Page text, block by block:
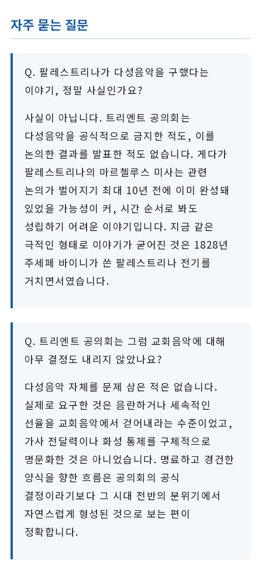
자주 묻는 질문
Q. 팔레스트리나가 다성음악을 구했다는
이야기, 정말 사실인가요?
사실이 아닙니다. 트리엔트 공의회는
다성음악을 공식적으로 금지한 적도, 이를
논의한 결과를 발표한 적도 없습니다. 게다가
팔레스트리나의 마르첼루스 미사는 관련
논의가 벌어지기 최대 10년 전에 이미 완성돼
있었을 가능성이 커, 시간 순서로 봐도
성립하기 어려운 이야기입니다. 지금 같은
극적인 형태로 이야기가 굳어진 것은 1828년
주세페 바이니가 쓴 팔레스트리나 전기를
거치면서였습니다.
Q. 트리엔트 공의회는 그럼 교회음악에 대해
아무 결정도 내리지 않았나요?
다성음악 자체를 문제 삼은 적은 없습니다.
실제로 요구한 것은 음란하거나 세속적인
선율을 교회음악에서 걷어내라는 수준이었고,
가사 전달력이나 화성 통제를 구체적으로
명문화한 것은 아니었습니다. 명료하고 경건한
양식을 향한 흐름은 공의회의 공식
결정이라기보다 그 시대 전반의 분위기에서
자연스럽게 형성된 것으로 보는 편이
정확합니다.